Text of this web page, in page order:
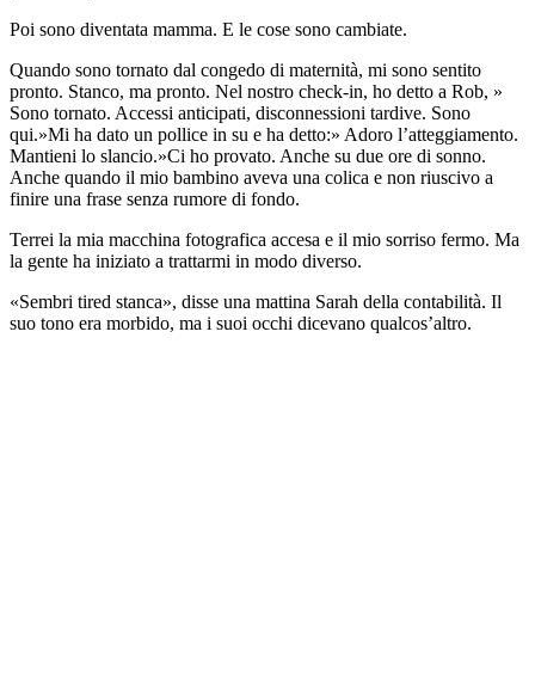
Poi sono diventata mamma. E le cose sono cambiate.
Quando sono tornato dal congedo di maternità, mi sono sentito
pronto. Stanco, ma pronto. Nel nostro check-in, ho detto a Rob, »
Sono tornato. Accessi anticipati, disconnessioni tardive. Sono
qui.»Mi ha dato un pollice in su e ha detto:» Adoro l’atteggiamento.
Mantieni lo slancio.»Ci ho provato. Anche su due ore di sonno.
Anche quando il mio bambino aveva una colica e non riuscivo a
finire una frase senza rumore di fondo.
Terrei la mia macchina fotografica accesa e il mio sorriso fermo. Ma
la gente ha iniziato a trattarmi in modo diverso.
«Sembri tired stanca», disse una mattina Sarah della contabilità. Il
suo tono era morbido, ma i suoi occhi dicevano qualcos’altro.